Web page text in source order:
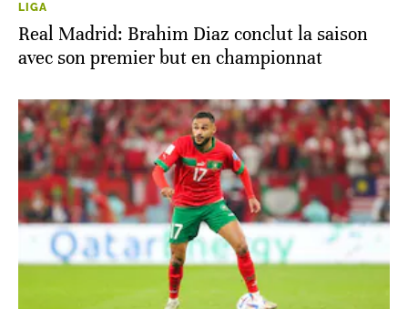
LIGA
Real Madrid: Brahim Diaz conclut la saison
avec son premier but en championnat